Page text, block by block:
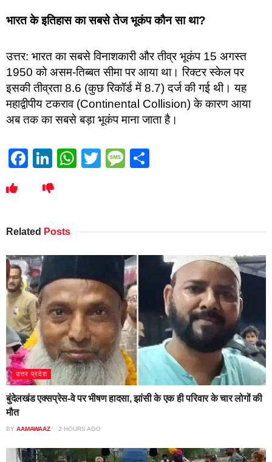
भारत के इतिहास का सबसे तेज भूकंप कौन सा था?
उत्तर: भारत का सबसे विनाशकारी और तीव्र भूकंप 15 अगस्त
1950 को असम-तिब्बत सीमा पर आया था। रिक्टर स्केल पर
इसकी तीव्रता 8.6 (कुछ रिकॉर्ड में 8.7) दर्ज की गई थी। यह
महाद्वीपीय टकराव (Continental Collision) के कारण आया
अब तक का सबसे बड़ा भूकंप माना जाता है।
Facebook
LinkedIn
WhatsApp
TwitterMessage
Related Posts
उत्तर प्रदेश
बुंदेलखंड एक्सप्रेस-वे पर भीषण हादसा, झांसी के एक ही परिवार के चार लोगों की
मौत
BY AAMAWAAZ 2 HOURS AGO